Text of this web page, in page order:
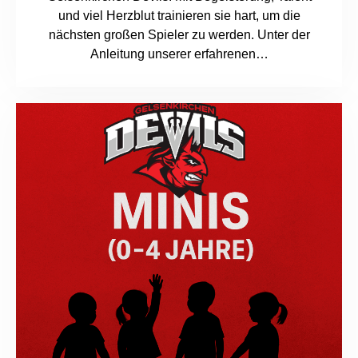
und viel Herzblut trainieren sie hart, um die
nächsten großen Spieler zu werden. Unter der
Anleitung unserer erfahrenen…